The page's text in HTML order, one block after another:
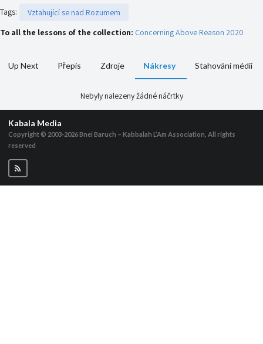
Tags:
Vztahující se nad Rozumem
To all the lessons of the collection: Concerning Above Reason 2020
Up Next Přepis Zdroje Nákresy Stahování médií
Nebyly nalezeny žádné náčrtky
Kabala Media
Copyright © 2003-2026Bnei Baruch – Kabbalah L’Am Association, All rights
reserved